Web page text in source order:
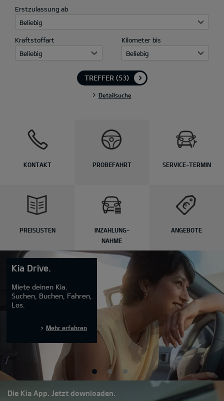
Erstzulassung ab
Beliebig
Kraftstoffart
Beliebig
Kilometer bis
Beliebig
Detailsuche
TREFFER (53)
KONTAKT PROBEFAHRT SERVICE-TERMIN
PREISLISTEN
INZAHLUNG-
NAHME
ANGEBOTE
Kia Drive.
Miete deinen Kia.
Suchen, Buchen, Fahren,
Los.
Mehr erfahren
Die Kia App. Jetzt downloaden.